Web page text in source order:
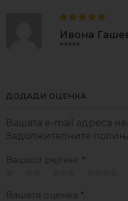
Ивона
*****
ДОДАДИ ОЦЕНКА
Вашата e-mail адреса
Задолжителните
Вашиот рејтинг *
Вашата оценка *